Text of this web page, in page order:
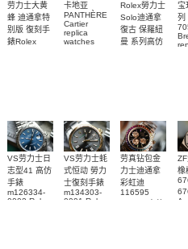
劳力士大黄
蜂 迪通拿特
别版 復刻手
錶Rolex
卡地亚
PANTHÈRE
Cartier
replica
watches
Rolex勞力士
Solo迪通拿
復古 保羅紐
曼 系列高仿
宝
列
VS劳力士日
志型41 高仿
手錶
m126334-
0002 Rolex
VS劳力士蚝
式恒动 勞力
士復刻手錶
m134303-
0001 Rolex
劳真钻包金
力士迪通拿
彩虹迪
116595
橡